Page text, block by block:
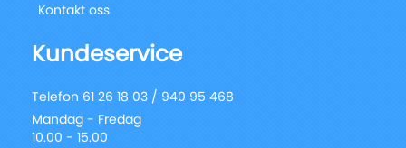
Kontakt oss
Kundeservice
Telefon 61 26 18 03 / 940 95 468
Mandag - Fredag
10.00 - 15.00